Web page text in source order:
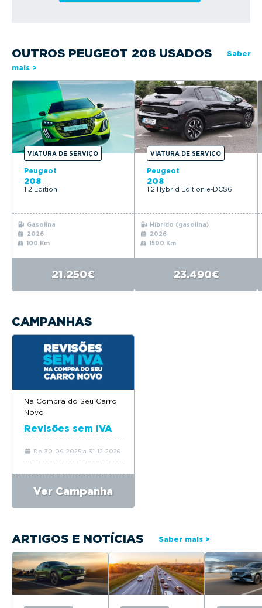
OUTROS PEUGEOT 208 USADOS
Saber
mais >
VIATURA DE SERVIÇO
Peugeot
208
1.2 Edition
Gasolina
2026
100 Km
21.250€
VIATURA DE SERVIÇO
Peugeot
208
1.2 Hybrid Edition e-DCS6
Híbrido (gasolina)
2026
1500 Km
23.490€
CAMPANHAS
Na Compra do Seu Carro
Novo
Revisões sem IVA
De 30-09-2025 a 31-12-2026
Ver Campanha
ARTIGOS E NOTÍCIAS Saber mais >